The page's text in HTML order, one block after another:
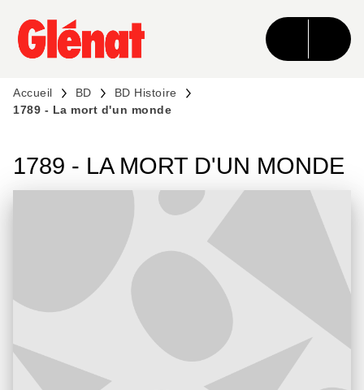
MENU RECHERCHE CONTENU
PIED DE PAGE
Accueil BD
BD Histoire
1789 - La mort d'un monde
1789 - LA MORT D'UN MONDE